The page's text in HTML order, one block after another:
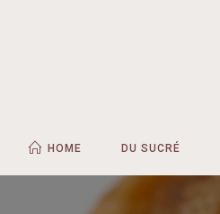
HOME DU SUCRÉ